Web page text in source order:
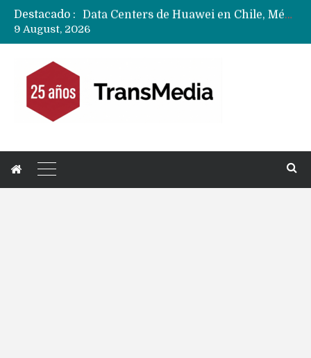
Destacado :
Data Centers de Huawei en Chile, México, Brasil,Perú y Argentina podrían verse afectados por arremetida de EE.UU
9 August, 2026